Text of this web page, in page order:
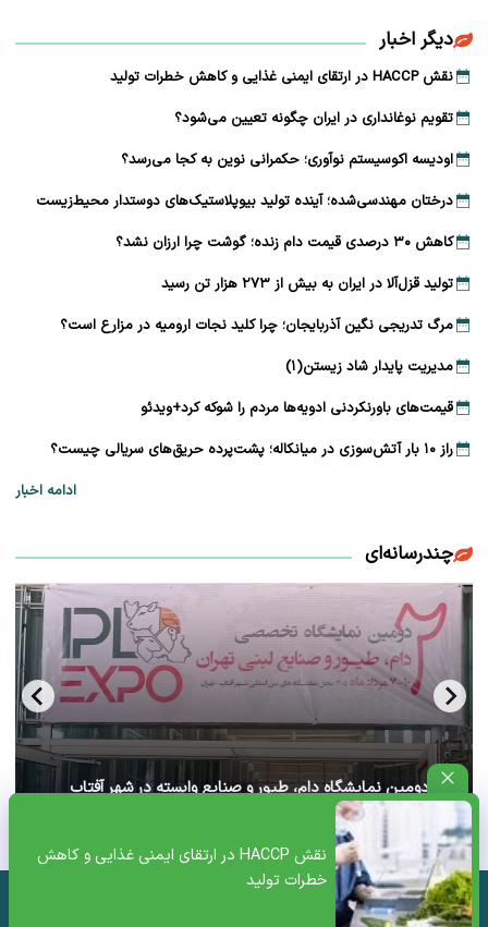
نقش HACCP در ارتقای ایمنی غذایی و کاهش
خطرات تولید
دیگر اخبار
نقش HACCP در ارتقای ایمنی غذایی و کاهش خطرات تولید
تقویم نوغانداری در ایران چگونه تعیین می‌شود؟
اودیسه اکوسیستم نوآوری؛ حکمرانی نوین به کجا می‌رسد؟
درختان مهندسی‌شده؛ آینده تولید بیوپلاستیک‌های دوستدار محیط‌زیست
کاهش ۳۰ درصدی قیمت دام زنده؛ گوشت چرا ارزان نشد؟
تولید قزل‌آلا در ایران به بیش از ۲۷۳ هزار تن رسید
مرگ تدریجی نگین آذربایجان؛ چرا کلید نجات ارومیه در مزارع است؟
مدیریت پایدار شاد زیستن(۱)
قیمت‌های باورنکردنی ادویه‌ها مردم را شوکه کرد+ویدئو
راز ۱۰ بار آتش‌سوزی در میانکاله؛ پشت‌پرده حریق‌های سریالی چیست؟
ادامه اخبار
چندرسانه‌ای
آغاز دومین نمایشگاه دام، طیور و صنایع وابسته در شهر آفتاب
تهران+ ویدئو